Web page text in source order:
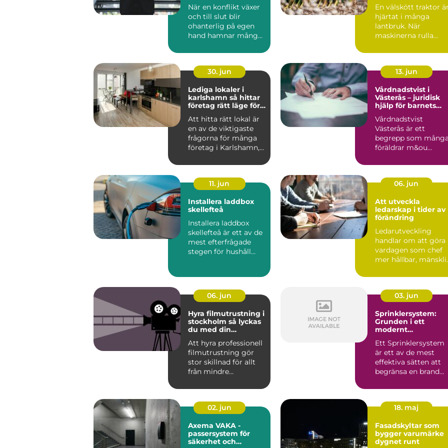
När en konflikt växer
och till slut blir
ohanterlig på egen
hand hamnar många
året runt
En välskött traktor
hjärtat i många
lantbruk. När
maskinerna rulla...
30. jun
Lediga lokaler i
karlshamn så hittar
företag rätt läge för
Att hitta rätt lokal är
en av de viktigaste
frågorna för många
företag i Karlshamn,
13. jun
Vårdnadstvist i
Västerås – juridisk
hjälp för barnets
Vårdnadstvist
Västerås är ett
begrepp som
föräldrar m&ou...
11. jun
Installera laddbox
skellefteå
Installera laddbox
skellefteå är ett av de
mest efterfrågade
stegen för hushåll
06. jun
Att utveckla
ledarskap i tider av
förändring
Ledarutveckling
handlar om att göra
vardagen som chef
mer hållbar,
06. jun
Hyra filmutrustning i
stockholm så lyckas
du med din
Att hyra professionell
filmutrustning gör
stor skillnad för allt
från mindre
stö...
03. jun
Sprinklersystem:
Grunden i ett
modernt
Ett Sprinklersystem
är ett av de mest
effektiva sätten att
begränsa en brand
02. jun
Axema VAKA -
passersystem för
säkerhet och
18. maj
Fasadskyltar som
bygger varumärke
dygnet runt